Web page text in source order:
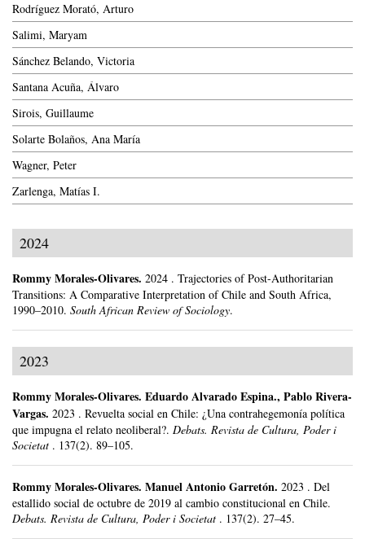
2024
Rommy Morales-Olivares. 2024 . Trajectories of Post-Authoritarian
Transitions: A Comparative Interpretation of Chile and South Africa,
1990–2010. South African Review of Sociology.
2023
Rommy Morales-Olivares. Eduardo Alvarado Espina., Pablo Rivera-
Vargas. 2023 . Revuelta social en Chile: ¿Una contrahegemonía política
que impugna el relato neoliberal?. Debats. Revista de Cultura, Poder i
Societat . 137(2). 89–105.
Rommy Morales-Olivares. Manuel Antonio Garretón. 2023 . Del
estallido social de octubre de 2019 al cambio constitucional en Chile.
Debats. Revista de Cultura, Poder i Societat . 137(2). 27–45.
Rodríguez Morató, Arturo
Salimi, Maryam
Sánchez Belando, Victoria
Santana Acuña, Álvaro
Sirois, Guillaume
Solarte Bolaños, Ana María
Wagner, Peter
Zarlenga, Matías I.